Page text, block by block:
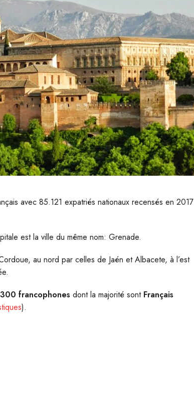
avec 85.121 expatriés nationaux recensés en 2017
est la ville du même nom: Grenade.
au nord par celles de Jaén et Albacete, à l’est
francophones dont la majorité sont Français
).